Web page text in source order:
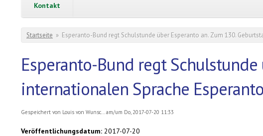
Kontakt
Sie sind hier
Startseite » Esperanto-Bund regt Schulstunde über Esperanto an. Zum 130.
Esperanto-Bund regt
internationalen Sprache Esperanto
Gespeichert von Louis von Wunsc...am/um Do, 2017-07-20 11:33
Veröffentlichungsdatum: 2017-07-20